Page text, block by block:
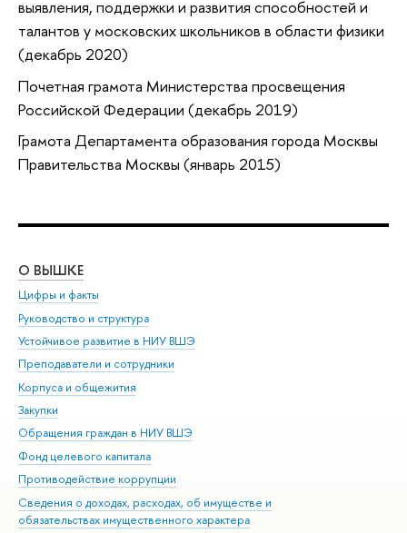
выявления, поддержки и развития способностей и
талантов у московских школьников в области физики
(декабрь 2020)
Почетная грамота Министерства просвещения
Российской Федерации (декабрь 2019)
Грамота Департамента образования города Москвы
Правительства Москвы (январь 2015)
О ВЫШКЕ
Цифры и факты
Руководство и структура
Устойчивое развитие в НИУ ВШЭ
Преподаватели и сотрудники
Корпуса и общежития
Закупки
Обращения граждан в НИУ ВШЭ
Фонд целевого капитала
Противодействие коррупции
Сведения о доходах, расходах, об имуществе и
обязательствах имущественного характера